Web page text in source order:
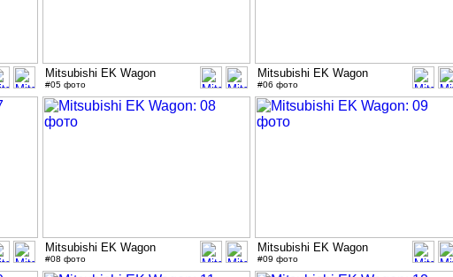
Mitsubishi EK Wagon
#05 фото
Mitsubishi EK Wagon
#06 фото
Mitsubishi EK Wagon
#08 фото
Mitsubishi EK Wagon
#09 фото